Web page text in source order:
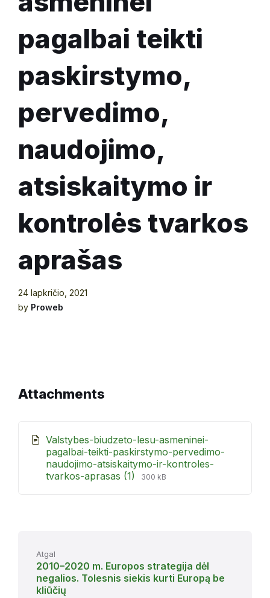
pagalbai teikti
paskirstymo,
pervedimo,
naudojimo,
atsiskaitymo ir
kontrolės tvarkos
aprašas
24 lapkričio, 2021
by Proweb
Attachments
Valstybes-biudzeto-lesu-asmeninei-
pagalbai-teikti-paskirstymo-pervedimo-
naudojimo-atsiskaitymo-ir-kontroles-
tvarkos-aprasas (1)
File
File
300 kB
Atgal
2010–2020 m. Europos strategija dėl
negalios. Tolesnis siekis kurti Europą be
kliūčių